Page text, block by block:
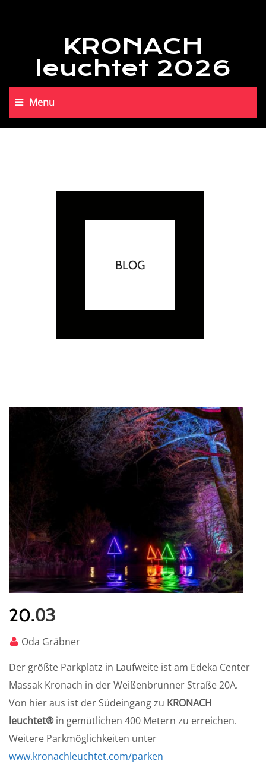
KRONACH
leuchtet 2026
Menu
BLOG
20.03
Oda Gräbner
Der größte Parkplatz in Laufweite ist am Edeka Center
Massak Kronach in der Weißenbrunner Straße 20A.
Von hier aus ist der Südeingang zu KRONACH
leuchtet®in gemütlichen 400 Metern zu erreichen.
Weitere Parkmöglichkeiten unter
www.kronachleuchtet.com/parken